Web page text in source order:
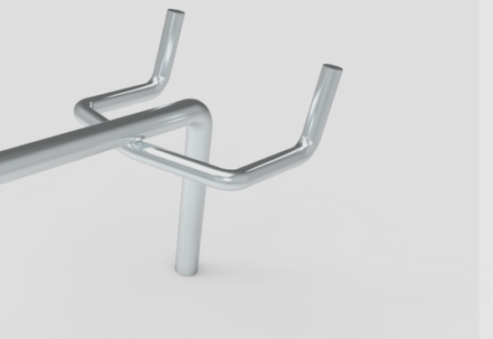
Wenn aus Laufwegen Kennzahlen werden.
Lernen sie jetzt die innovativen Systemlösungen